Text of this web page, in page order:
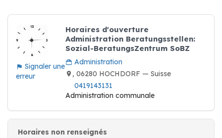
Signaler une
erreur
Horaires d'ouverture
Administration Beratungsstellen:
Sozial-BeratungsZentrum SoBZ
Administration
, 06280 HOCHDORF — Suisse
0419143131
Administration communale
Horaires non renseignés